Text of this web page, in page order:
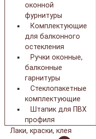
оконной
фурнитуры
Комплектующие
для балконного
остекления
Ручки оконные,
балконные
гарнитуры
Стеклопакетные
комплектующие
Штапик для ПВХ
профиля
Лаки, краски, клея